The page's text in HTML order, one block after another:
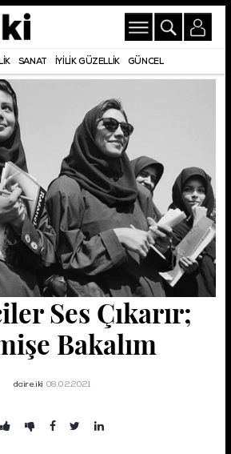
SANAT İYİLİK GÜZELLİK GÜNCEL
Ses Çıkarır;
Bakalım
daire.iki 08.02.2021